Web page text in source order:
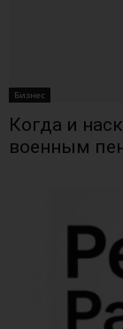
Бизнес
Когда и
военным